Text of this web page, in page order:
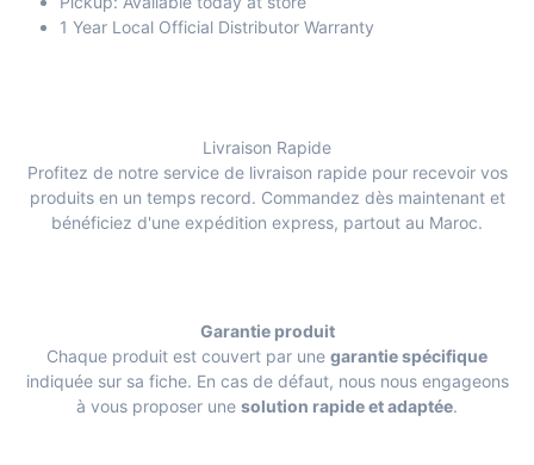
1 Year Local Official Distributor Warranty
Livraison Rapide
Profitez de notre service de livraison rapide pour recevoir vos
produits en un temps record. Commandez dès maintenant et
bénéficiez d'une expédition express, partout au Maroc.
Garantie produit
Chaque produit est couvert par une garantie spécifique
indiquée sur sa fiche. En cas de défaut, nous nous engageons
à vous proposer une solution rapide et adaptée.